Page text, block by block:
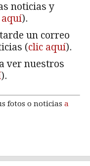
noticias y
aquí).
un correo
(clic aquí).
ver nuestros
).
fotos o noticias a